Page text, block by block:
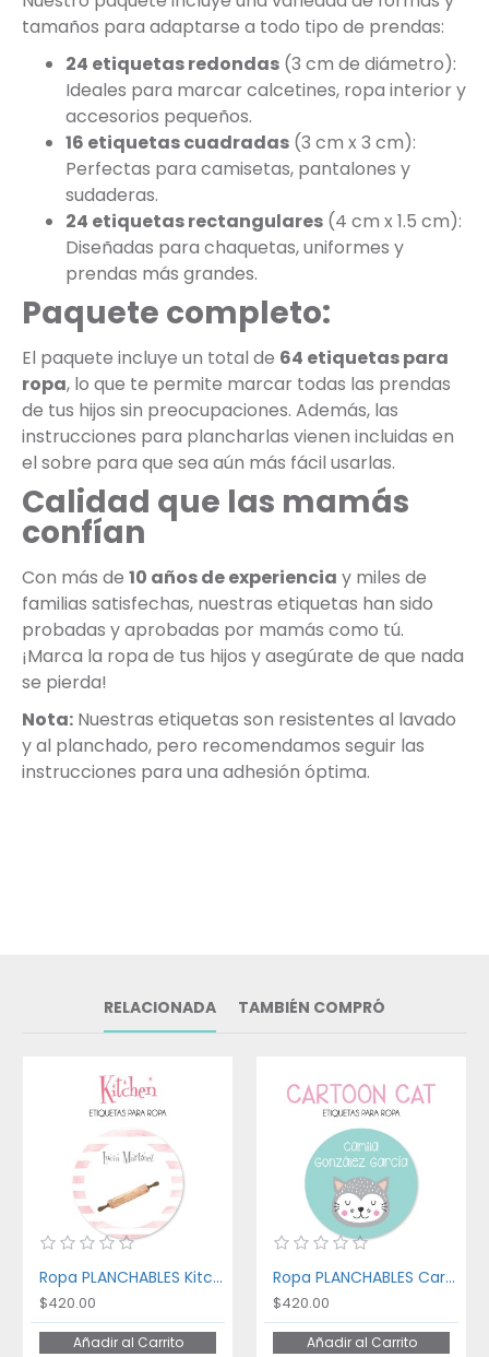
tamaños para adaptarse a todo tipo de prendas:
24 etiquetas redondas (3 cm de diámetro):
Ideales para marcar calcetines, ropa interior y
accesorios pequeños.
16 etiquetas cuadradas (3 cm x 3 cm):
Perfectas para camisetas, pantalones y
sudaderas.
24 etiquetas rectangulares (4 cm x 1.5 cm):
Diseñadas para chaquetas, uniformes y
prendas más grandes.
Paquete completo:
El paquete incluye un total de 64 etiquetas para
ropa, lo que te permite marcar todas las prendas
de tus hijos sin preocupaciones. Además, las
instrucciones para plancharlas vienen incluidas en
el sobre para que sea aún más fácil usarlas.
Calidad que las mamás
confían
Con más de 10 años de experiencia y miles de
familias satisfechas, nuestras etiquetas han sido
probadas y aprobadas por mamás como tú.
¡Marca la ropa de tus hijos y asegúrate de que nada
se pierda!
Nota: Nuestras etiquetas son resistentes al lavado
y al planchado, pero recomendamos seguir las
instrucciones para una adhesión óptima.
RELACIONADA TAMBIÉN COMPRÓ
Ropa PLANCHABLES Kitchen
$420.00
Añadir al Carrito
Ropa PLANCHABLES Cartoon Cat
$420.00
Añadir al Carrito